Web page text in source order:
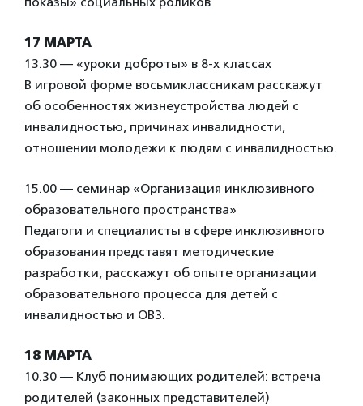
17 МАРТА
13.30 — «уроки доброты» в 8-х классах
В игровой форме восьмиклассникам расскажут
об особенностях жизнеустройства людей с
инвалидностью, причинах инвалидности,
отношении молодежи к людям с инвалидностью.
15.00 — семинар «Организация инклюзивного
образовательного пространства»
Педагоги и специалисты в сфере инклюзивного
образования представят методические
разработки, расскажут об опыте организации
образовательного процесса для детей с
инвалидностью и ОВЗ.
18 МАРТА
10.30 — Клуб понимающих родителей: встреча
родителей (законных представителей)